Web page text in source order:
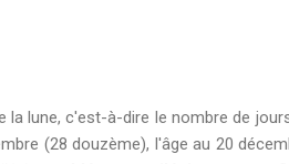
lune, c'est-à-dire le nombre de
(28 douzème), l'âge au 20